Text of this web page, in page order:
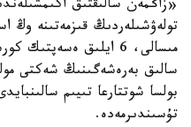
«زاڭمەن سالىقتىق
تولەۋشىلەردىڭ قىزمەتىنە وڭ
سالىق بەرەشەگىنىڭ شەكتى
بولسا شوتتارعا تىيىم
تۇسىندىرمەدە.